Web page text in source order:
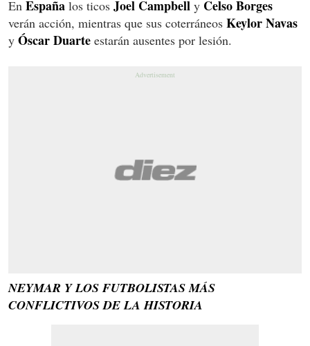
En España los ticos Joel Campbell y Celso Borges
verán acción, mientras que sus coterráneos Keylor Navas
y Óscar Duarte estarán ausentes por lesión.
NEYMAR Y LOS FUTBOLISTAS MÁS
CONFLICTIVOS DE LA HISTORIA